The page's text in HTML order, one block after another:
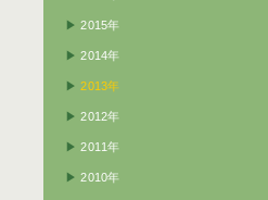
▶ 2015年
▶ 2014年
▶ 2013年
▶ 2012年
▶ 2011年
▶ 2010年